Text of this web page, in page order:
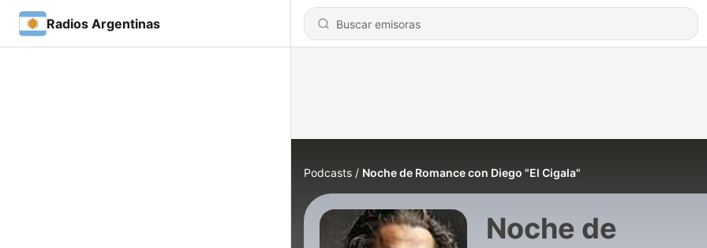
Radios Argentinas
Podcasts Noche de Romance con Diego "El Cigala"
Noche de